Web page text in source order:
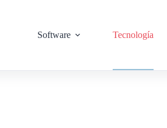
Software
Tecnología